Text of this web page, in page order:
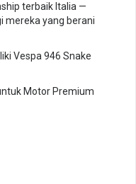
terbaik Italia —
mereka yang berani
Vespa 946 Snake
Motor Premium